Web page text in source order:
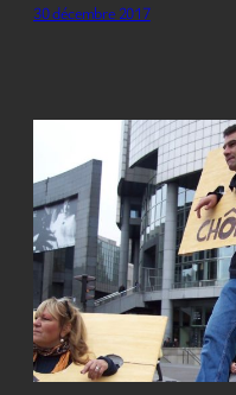
30 décembre 2017